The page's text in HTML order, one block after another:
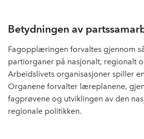
Betydningen av
Fagopplæringen forvaltes gjennom
partiorganer på nasjonalt, regionalt
Arbeidslivets organisasjoner spiller
Organene forvalter læreplanene,
fagprøvene og utviklingen av den
regionale politikken.